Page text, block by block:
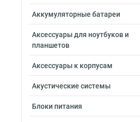
Аккумуляторные батареи
Аксессуары для ноутбуков и
планшетов
Аксессуары к корпусам
Акустические системы
Блоки питания